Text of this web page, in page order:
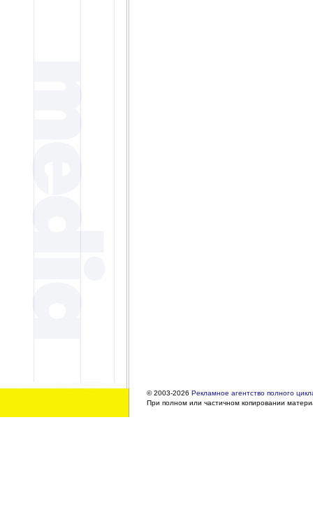
© 2003-2026 Рекламное агентство полного
При полном или частичном копировании